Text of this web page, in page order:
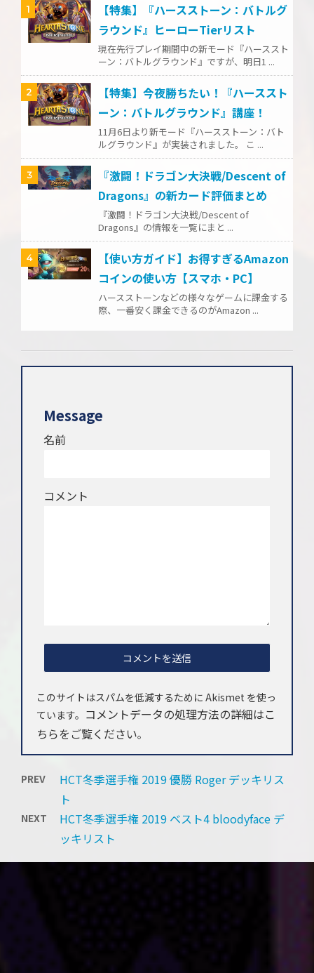
1
【特集】『ハースストーン：バトルグ
ラウンド』ヒーローTierリスト
現在先行プレイ期間中の新モード『ハーススト
ーン：バトルグラウンド』ですが、明日1 ...
2
【特集】今夜勝ちたい！『ハーススト
ーン：バトルグラウンド』講座！
11月6日より新モード『ハースストーン：バト
ルグラウンド』が実装されました。 こ ...
3
『激闘！ドラゴン大決戦/Descent of
Dragons』の新カード評価まとめ
『激闘！ドラゴン大決戦/Descent of
Dragons』の情報を一覧にまと ...
4
【使い方ガイド】お得すぎるAmazon
コインの使い方【スマホ・PC】
ハースストーンなどの様々なゲームに課金する
際、一番安く課金できるのがAmazon ...
Message
名前
コメント
このサイトはスパムを低減するために Akismet を使っ
ています。 コメントデータの処理方法の詳細はこ
ちらをご覧ください。
PREV
HCT冬季選手権 2019 優勝 Roger デッキリス
ト
NEXT
HCT冬季選手権 2019 ベスト4 bloodyface デ
ッキリスト